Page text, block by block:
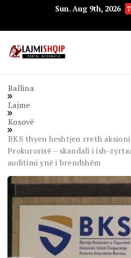
Sun. Aug 9th, 2026
Ballina
Lajme
Kosovë
BKS thyen heshtjen rreth
Prokurorisë – skandali i ish-
auditimi ynë i brendshëm